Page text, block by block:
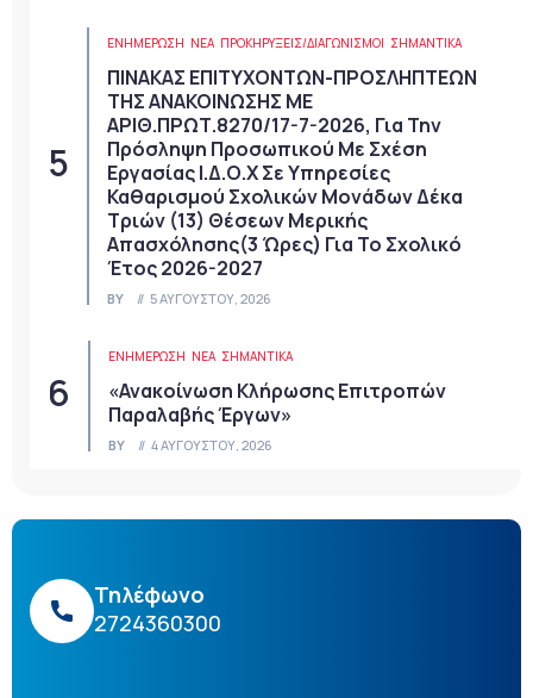
ΕΝΗΜΕΡΩΣΗ ΝΈΑ ΠΡΟΚΗΡΎΞΕΙΣ/ΔΙΑΓΩΝΙΣΜΟΊ ΣΗΜΑΝΤΙΚΆ
ΠΙΝΑΚΑΣ ΕΠΙΤΥΧΟΝΤΩΝ-ΠΡΟΣΛΗΠΤΕΩΝ
ΤΗΣ ΑΝΑΚΟΙΝΩΣΗΣ ΜΕ
ΑΡΙΘ.ΠΡΩΤ.8270/17-7-2026, Για Την
Πρόσληψη Προσωπικού Με Σχέση
Εργασίας Ι.Δ.Ο.Χ Σε Υπηρεσίες
Καθαρισμού Σχολικών Μονάδων Δέκα
Τριών (13) Θέσεων Μερικής
Απασχόλησης(3 Ώρες) Για Το Σχολικό
Έτος 2026-2027
BY 5 ΑΥΓΟΎΣΤΟΥ, 2026
ΕΝΗΜΕΡΩΣΗ ΝΈΑ ΣΗΜΑΝΤΙΚΆ
«Ανακοίνωση Κλήρωσης Επιτροπών
Παραλαβής Έργων»
BY 4 ΑΥΓΟΎΣΤΟΥ, 2026
Τηλέφωνο
2724360300